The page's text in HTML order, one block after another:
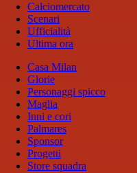
Calciomercato
Scenari
Ufficialità
Ultima ora
Casa Milan
Glorie
Personaggi spicco
Maglia
Inni e cori
Palmares
Sponsor
Progetti
Store squadra